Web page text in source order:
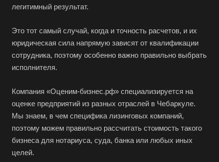
легитимный результат.
Это тот самый случай, когда и точность расчетов, и их
юридическая сила напрямую зависят от квалификации
сотрудника, поэтому особенно важно правильно выбрать
исполнителя.
Компания «Оценим-бизнес.рф» специализируется на
оценке предприятий из разных отраслей в Чебаркуле.
Мы знаем, в чем специфика лизинговых компаний,
поэтому можем правильно рассчитать стоимость такого
бизнеса для нотариуса, суда, банка или любых иных
целей.
Богородицк
Боготол
Борзя
Борисоглебск
Боровичи
Братск
Бронницы